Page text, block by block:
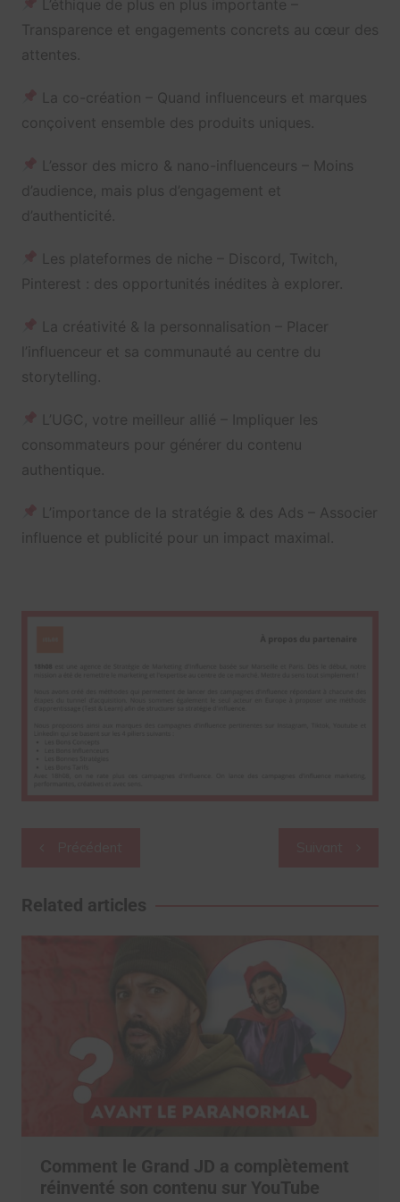
L’éthique de plus en plus importante –
Transparence et engagements concrets au cœur des
attentes.
La co-création – Quand influenceurs et marques
conçoivent ensemble des produits uniques.
L’essor des micro & nano-influenceurs – Moins
d’audience, mais plus d’engagement et
d’authenticité.
Les plateformes de niche – Discord, Twitch,
Pinterest : des opportunités inédites à explorer.
La créativité & la personnalisation – Placer
l’influenceur et sa communauté au centre du
storytelling.
L’UGC, votre meilleur allié – Impliquer les
consommateurs pour générer du contenu
authentique.
L’importance de la stratégie & des Ads – Associer
influence et publicité pour un impact maximal.
l’article
Related articles
Comment le Grand JD a complètement
réinventé son contenu sur YouTube